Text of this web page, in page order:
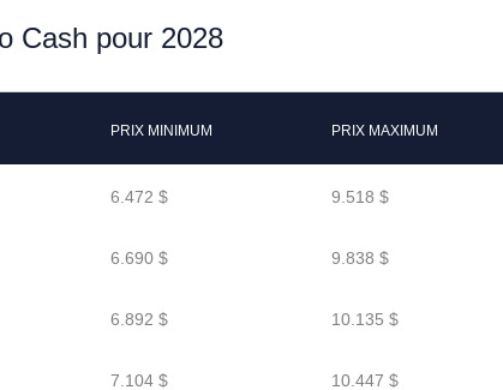
Cash pour 2028
PRIX MINIMUM PRIX MAXIMUM
6.472 $ 9.518 $
6.690 $ 9.838 $
6.892 $ 10.135 $
7.104 $ 10.447 $